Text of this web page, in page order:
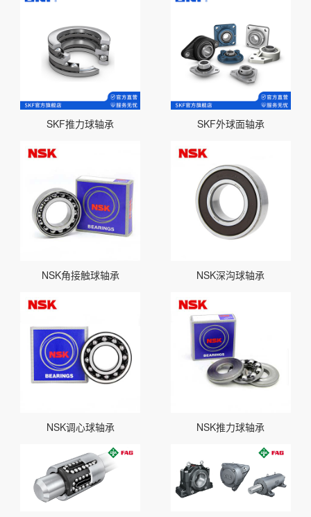
SKF推力球轴承 SKF外球面轴承
NSK角接触球轴承 NSK深沟球轴承
NSK调心球轴承 NSK推力球轴承